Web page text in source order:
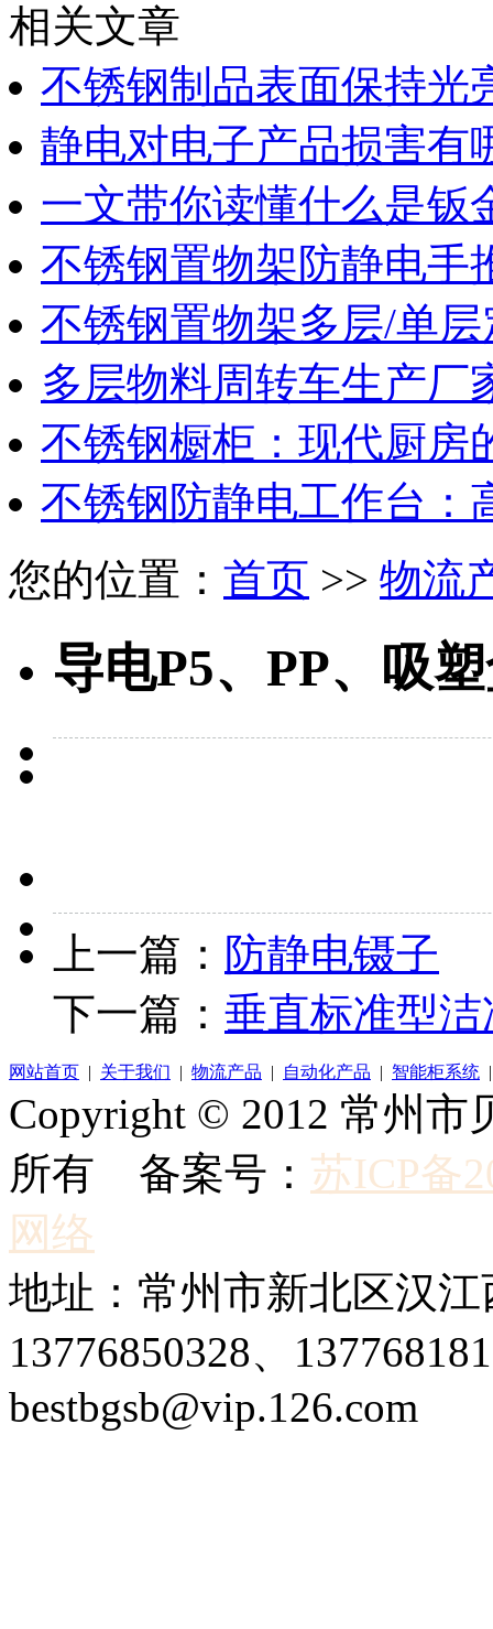
相关文章
不锈钢制品表面保持光
静电对电子产品损害有
一文带你读懂什么是钣
不锈钢置物架防静电手
不锈钢置物架多层/单
多层物料周转车生产厂
不锈钢橱柜：现代厨房
不锈钢防静电工作台：
您的位置： 首页 >> 物流
导电P5、PP、吸
上一篇： 防静电镊子
下一篇： 垂直标准型
网站首页 | 关于我们 | 物流产品 | 自动化产品 | 智能柜系统
Copyright © 2012 常州
所有 备案号： 苏ICP备
网络
地址：常州市新北区汉
13776850328、
bestbgsb@vip.126.com